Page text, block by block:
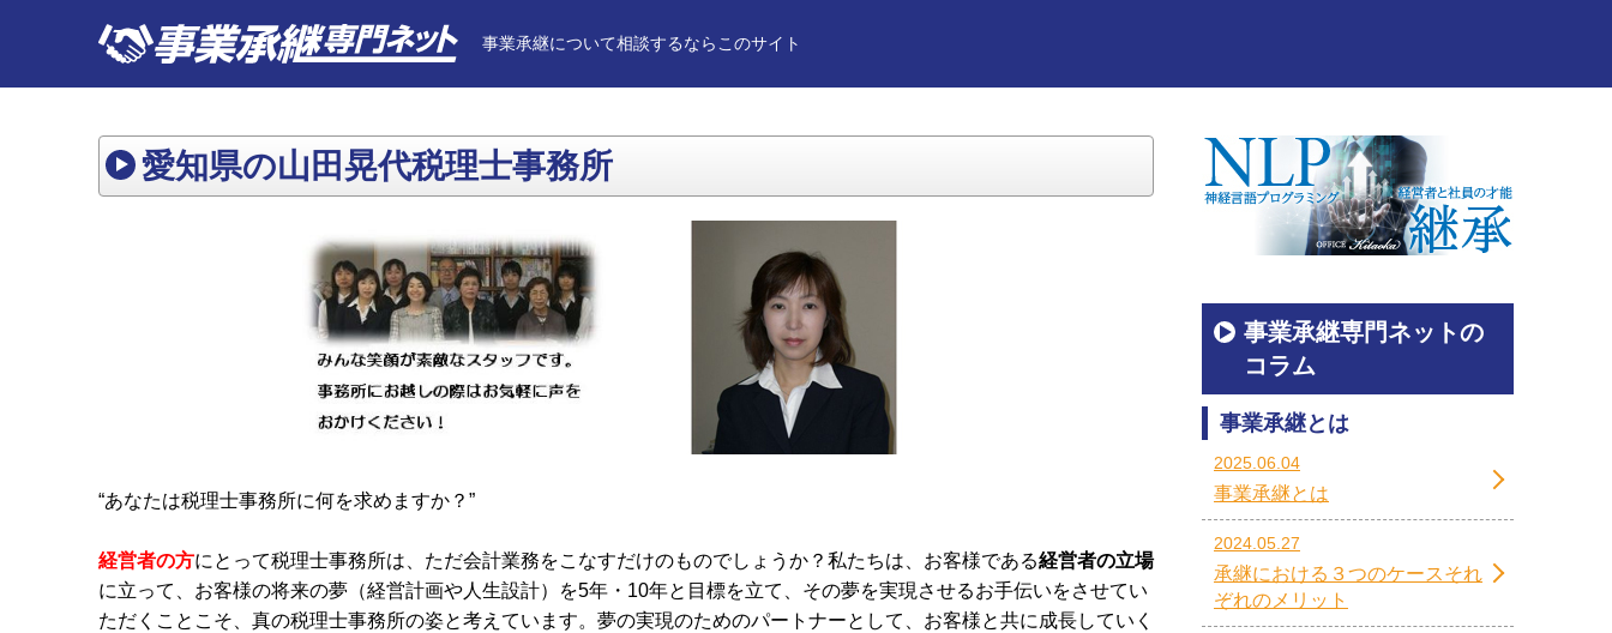
事業承継について相談するならこのサイト
愛知県の山田晃代税理士事務所
“あなたは税理士事務所に何を求めますか？”
経営者の方にとって税理士事務所は、ただ会計業務をこなすだけのものでしょうか？私たちは、お客様である経営者の立場
に立って、お客様の将来の夢（経営計画や人生設計）を5年・10年と目標を立て、その夢を実現させるお手伝いをさせてい
ただくことこそ、真の税理士事務所の姿と考えています。夢の実現のためのパートナーとして、お客様と共に成長していく
事業承継専門ネットの
コラム
事業承継とは
2025.06.04
事業承継とは
2024.05.27
承継における３つのケースそれ
ぞれのメリット